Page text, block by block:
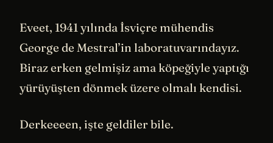
Eveet, 1941 yılında İsviçre mühendis
George de Mestral’in laboratuvarındayız.
Biraz erken gelmişiz ama köpeğiyle yaptığı
yürüyüşten dönmek üzere olmalı kendisi.
Derkeeeen, işte geldiler bile.